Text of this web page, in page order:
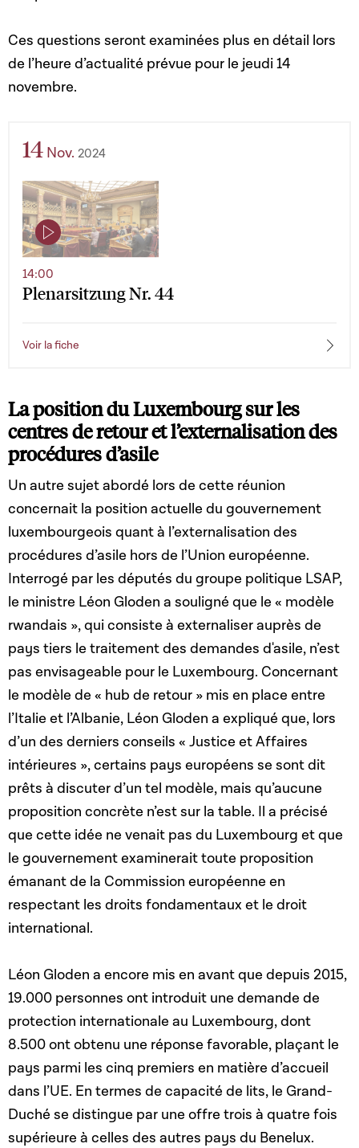
Ces questions seront examinées plus en détail lors
de l’heure d’actualité prévue pour le jeudi 14
novembre.
14 Nov. 2024
Plenarsitzung Nr. 44
14:00
Voir la fiche
La position du Luxembourg sur les
centres de retour et l’externalisation des
procédures d’asile
Un autre sujet abordé lors de cette réunion
concernait la position actuelle du gouvernement
luxembourgeois quant à l’externalisation des
procédures d’asile hors de l’Union européenne.
Interrogé par les députés du groupe politique LSAP,
le ministre Léon Gloden a souligné que le « modèle
rwandais », qui consiste à externaliser auprès de
pays tiers le traitement des demandes d'asile, n’est
pas envisageable pour le Luxembourg. Concernant
le modèle de « hub de retour » mis en place entre
l’Italie et l’Albanie, Léon Gloden a expliqué que, lors
d’un des derniers conseils « Justice et Affaires
intérieures », certains pays européens se sont dit
prêts à discuter d’un tel modèle, mais qu’aucune
proposition concrète n’est sur la table. Il a précisé
que cette idée ne venait pas du Luxembourg et que
le gouvernement examinerait toute proposition
émanant de la Commission européenne en
respectant les droits fondamentaux et le droit
international.
Léon Gloden a encore mis en avant que depuis 2015,
19.000 personnes ont introduit une demande de
protection internationale au Luxembourg, dont
8.500 ont obtenu une réponse favorable, plaçant le
pays parmi les cinq premiers en matière d’accueil
dans l’UE. En termes de capacité de lits, le Grand-
Duché se distingue par une offre trois à quatre fois
supérieure à celles des autres pays du Benelux.